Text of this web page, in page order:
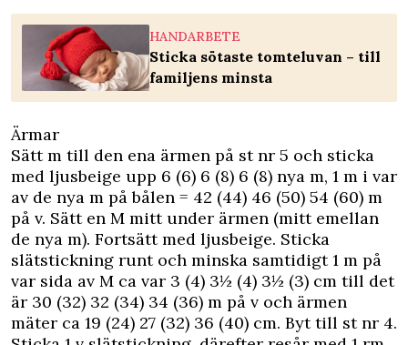
HANDARBETE
Sticka sötaste tomteluvan – till
familjens minsta
Ärmar
Sätt m till den ena ärmen på st nr 5 och sticka
med ljusbeige upp 6 (6) 6 (8) 6 (8) nya m, 1 m i var
av de nya m på bålen = 42 (44) 46 (50) 54 (60) m
på v. Sätt en M mitt under ärmen (mitt emellan
de nya m). Fortsätt med ljusbeige. Sticka
slätstickning runt och minska samtidigt 1 m på
var sida av M ca var 3 (4) 3½ (4) 3½ (3) cm till det
är 30 (32) 32 (34) 34 (36) m på v och ärmen
mäter ca 19 (24) 27 (32) 36 (40) cm. Byt till st nr 4.